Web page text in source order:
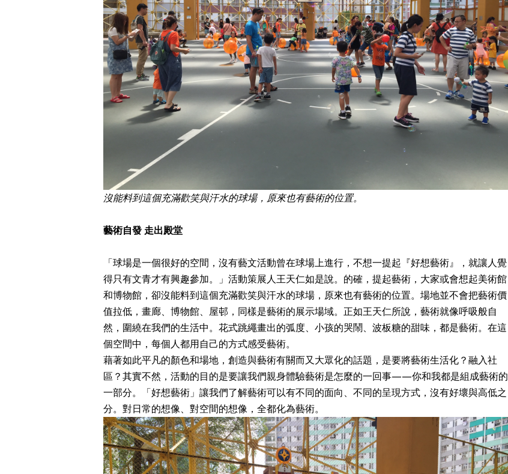
沒能料到這個充滿歡笑與汗水的球場，原來也有藝術的位置。
藝術自發 走出殿堂
「球場是一個很好的空間，沒有藝文活動曾在球場上進行，不想一提起『好想藝術』，就讓人覺
得只有文青才有興趣參加。」活動策展人王天仁如是說。的確，提起藝術，大家或會想起美術館
和博物館，卻沒能料到這個充滿歡笑與汗水的球場，原來也有藝術的位置。場地並不會把藝術價
值拉低，畫廊、博物館、屋邨，同樣是藝術的展示場域。正如王天仁所說，藝術就像呼吸般自
然，圍繞在我們的生活中。花式跳繩畫出的弧度、小孩的哭鬧、波板糖的甜味，都是藝術。在這
個空間中，每個人都用自己的方式感受藝術。
藉著如此平凡的顏色和場地，創造與藝術有關而又大眾化的話題，是要將藝術生活化？融入社
區？其實不然，活動的目的是要讓我們親身體驗藝術是怎麼的一回事——你和我都是組成藝術的
一部分。「好想藝術」讓我們了解藝術可以有不同的面向、不同的呈現方式，沒有好壞與高低之
分。對日常的想像、對空間的想像，全都化為藝術。